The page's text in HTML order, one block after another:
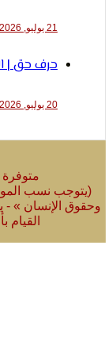
حرف حق | العدد 86 عن الفترة من 1 الي 15 يوليو 2026
متوفرة تحت
نسب المواد الى «
» - يحظر
القيام بأي